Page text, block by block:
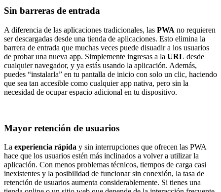
Sin barreras de entrada
A diferencia de las aplicaciones tradicionales, las PWA no requieren
ser descargadas desde una tienda de aplicaciones. Esto elimina la
barrera de entrada que muchas veces puede disuadir a los usuarios
de probar una nueva app. Simplemente ingresas a la URL desde
cualquier navegador, y ya estás usando la aplicación. Además,
puedes “instalarla” en tu pantalla de inicio con solo un clic, haciendo
que sea tan accesible como cualquier app nativa, pero sin la
necesidad de ocupar espacio adicional en tu dispositivo.
Mayor retención de usuarios
La experiencia rápida y sin interrupciones que ofrecen las PWA
hace que los usuarios estén más inclinados a volver a utilizar la
aplicación. Con menos problemas técnicos, tiempos de carga casi
inexistentes y la posibilidad de funcionar sin conexión, la tasa de
retención de usuarios aumenta considerablemente. Si tienes una